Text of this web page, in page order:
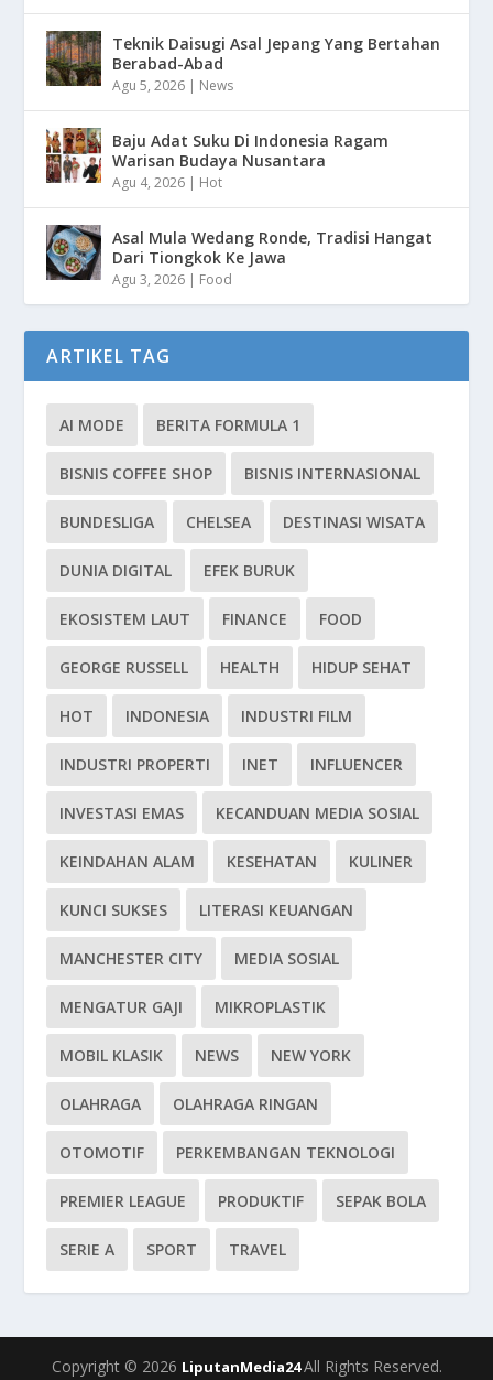
Teknik Daisugi Asal Jepang Yang Bertahan
Berabad-Abad
Agu 5, 2026 | News
Baju Adat Suku Di Indonesia Ragam
Warisan Budaya Nusantara
Agu 4, 2026 | Hot
Asal Mula Wedang Ronde, Tradisi Hangat
Dari Tiongkok Ke Jawa
Agu 3, 2026 | Food
ARTIKEL TAG
AI MODE BERITA FORMULA 1
BISNIS COFFEE SHOP BISNIS INTERNASIONAL
BUNDESLIGA CHELSEA DESTINASI WISATA
DUNIA DIGITAL EFEK BURUK
EKOSISTEM LAUT FINANCE FOOD
GEORGE RUSSELL HEALTH HIDUP SEHAT
HOT INDONESIA INDUSTRI FILM
INDUSTRI PROPERTI INET INFLUENCER
INVESTASI EMAS KECANDUAN MEDIA SOSIAL
KEINDAHAN ALAM KESEHATAN KULINER
KUNCI SUKSES LITERASI KEUANGAN
MANCHESTER CITY MEDIA SOSIAL
MENGATUR GAJI MIKROPLASTIK
MOBIL KLASIK NEWS NEW YORK
OLAHRAGA OLAHRAGA RINGAN
OTOMOTIF PERKEMBANGAN TEKNOLOGI
PREMIER LEAGUE PRODUKTIF SEPAK BOLA
SERIE A SPORT TRAVEL
Copyright © 2026 LiputanMedia24All Rights Reserved.